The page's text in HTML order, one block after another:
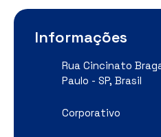
Informações
Rua Cincinato
Paulo - SP, Brasil
Corporativo